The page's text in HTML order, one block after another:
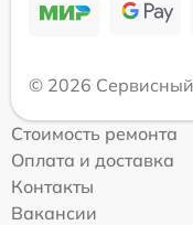
© 2026 Сервисный
Стоимость ремонта
Оплата и доставка
Контакты
Вакансии